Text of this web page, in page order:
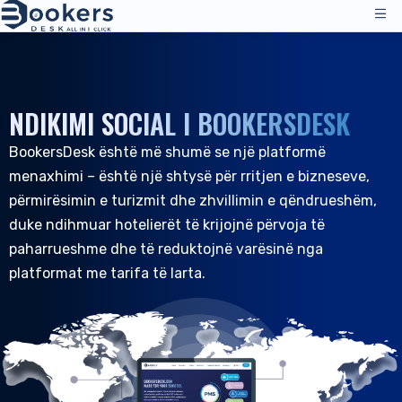
Menaxhimi i Operacioneve
Channel Manager
Kanalet e Shpërndarjes
Menaxhimi i Rezervimeve
PMS - Program Hoteli
Booking Engine
Zgjidhjet
Hotelet
Hostelet
Mikpritja
B&B dhe Bujtina
Vlerësime
Burimet
Të Gjitha Burimet
Mjetet & Udhëzimet
Mbështetje për Klientët
Kompania
Rreth Nesh
Rreth Nesh
Hyrje
| Kërkoni një Demo
NDIKIMI SOCIAL I BOOKERSDESK
BookersDesk është më shumë se një platformë
menaxhimi – është një shtysë për rritjen e bizneseve,
përmirësimin e turizmit dhe zhvillimin e qëndrueshëm,
duke ndihmuar hotelierët të krijojnë përvoja të
paharrueshme dhe të reduktojnë varësinë nga
platformat me tarifa të larta.